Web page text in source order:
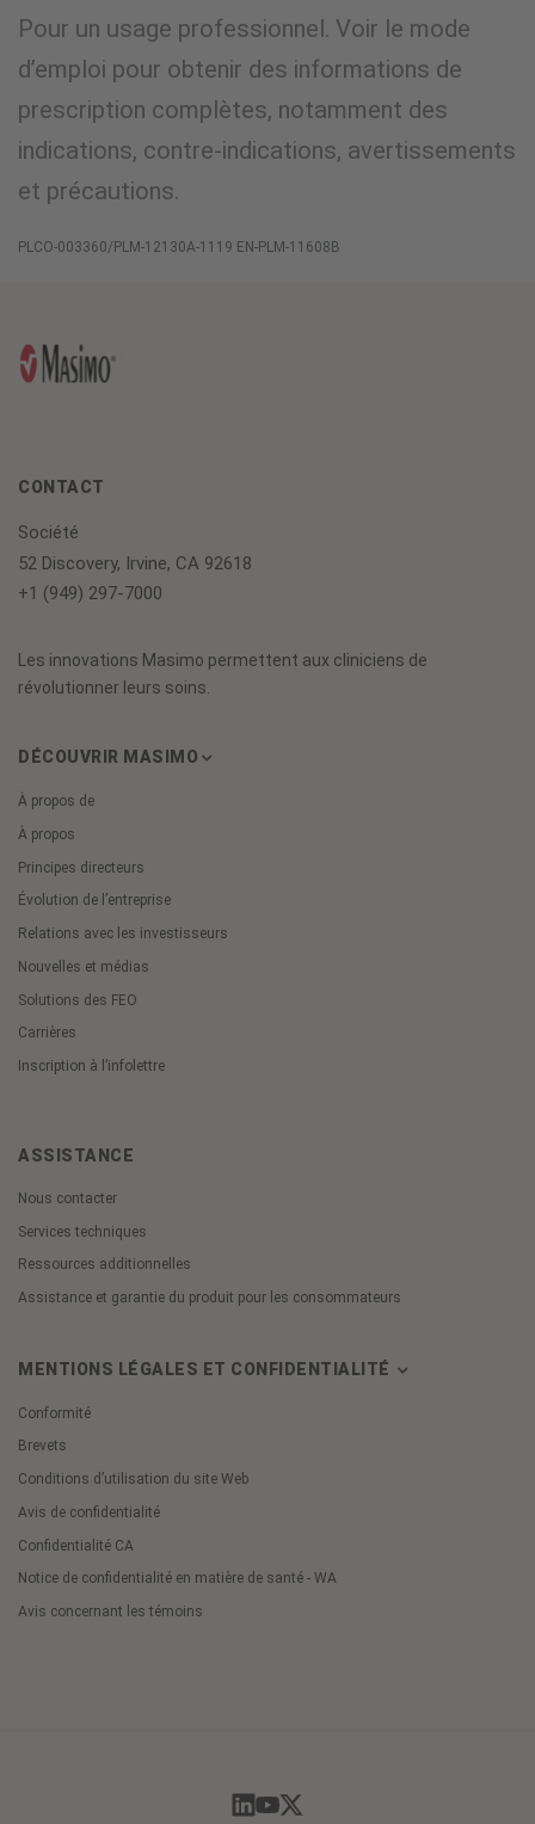
Pour un usage professionnel. Voir le mode
d’emploi pour obtenir des informations de
prescription complètes, notamment des
indications, contre-indications, avertissements
et précautions.
PLCO-003360/PLM-12130A-1119 EN-PLM-11608B
CONTACT
Société
52 Discovery, Irvine, CA 92618
+1 (949) 297-7000
Les innovations Masimo permettent aux cliniciens de
révolutionner leurs soins.
DÉCOUVRIR MASIMO
À propos de
À propos
Principes directeurs
Évolution de l’entreprise
Relations avec les investisseurs
Nouvelles et médias
Solutions des FEO
Carrières
Inscription à l’infolettre
ASSISTANCE
Nous contacter
Services techniques
Ressources additionnelles
Assistance et garantie du produit pour les consommateurs
MENTIONS LÉGALES ET CONFIDENTIALITÉ
Conformité
Brevets
Conditions d’utilisation du site Web
Avis de confidentialité
Confidentialité CA
Notice de confidentialité en matière de santé - WA
Avis concernant les témoins